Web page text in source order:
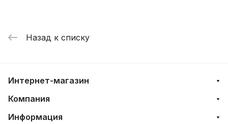
Назад к списку
Интернет-магазин
Компания
Информация